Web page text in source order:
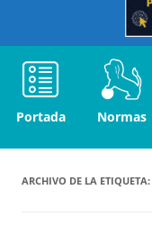
Portada Normas
ARCHIVO DE LA ETIQUETA: